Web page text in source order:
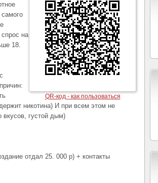
QR-код - как пользоваться
на
18.
никотина) И при всем этом не
густой дым)
отдал 25. 000 р) + контакты